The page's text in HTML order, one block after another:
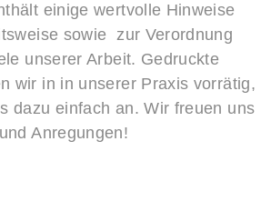
einige wertvolle Hinweise
sowie zur Verordnung
unserer Arbeit. Gedruckte
wir in in unserer Praxis vorrätig,
dazu einfach an. Wir freuen uns
Anregungen!